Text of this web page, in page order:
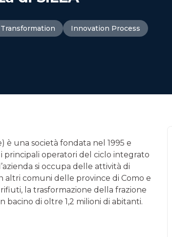
Innovation Process
è una società fondata nel 1995 e
principali operatori del ciclo integrato
si occupa delle attività di
altri comuni delle province di Como e
la trasformazione della frazione
di oltre 1,2 milioni di abitanti.